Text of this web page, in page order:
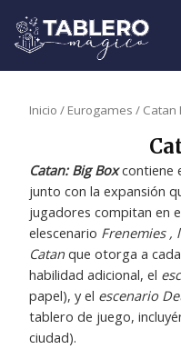
contenido
Inicio / Eurogames / Catan
Catan: Big Boxcontiene
junto con la expansión
jugadores compitan en
elescenario Frenemies ,
Catan que otorga a
habilidad adicional, el
papel), y el escenario
tablero de juego,
ciudad).